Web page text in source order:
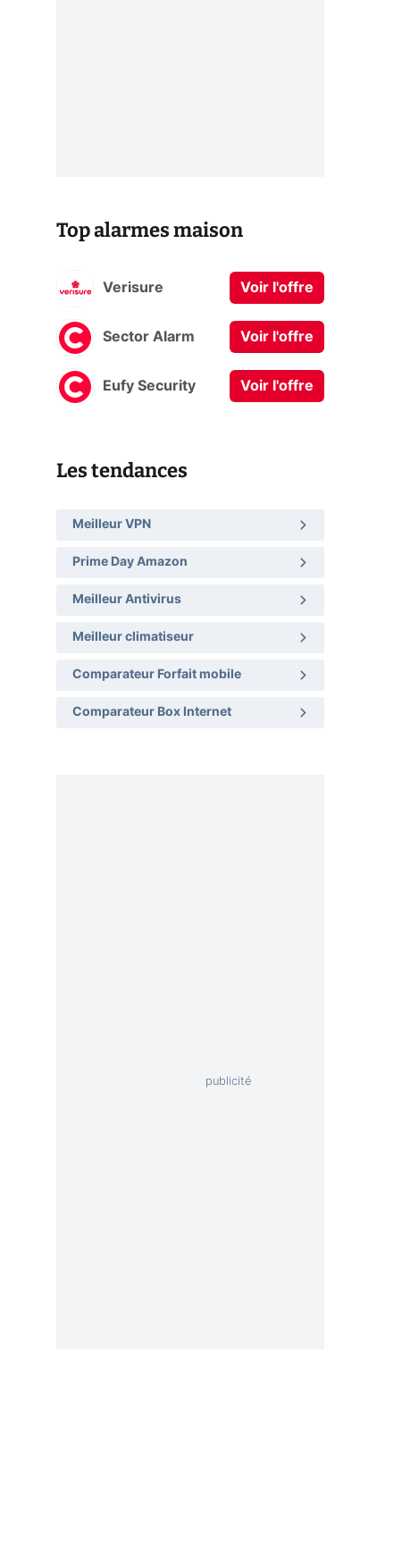
Top alarmes maison
Verisure Voir l'offre
Sector Alarm Voir l'offre
Eufy Security Voir l'offre
Les tendances
Meilleur VPN
Prime Day Amazon
Meilleur Antivirus
Meilleur climatiseur
Comparateur Forfait mobile
Comparateur Box Internet